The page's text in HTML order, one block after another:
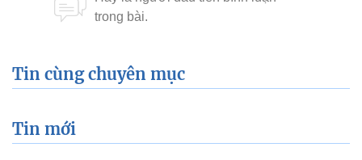
Tin cùng chuyên mục
Tin mới